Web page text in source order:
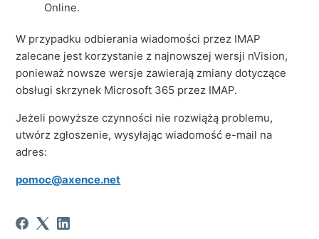
Online.
W przypadku odbierania wiadomości przez IMAP
zalecane jest korzystanie z najnowszej wersji nVision,
ponieważ nowsze wersje zawierają zmiany dotyczące
obsługi skrzynek Microsoft 365 przez IMAP.
Jeżeli powyższe czynności nie rozwiążą problemu,
utwórz zgłoszenie, wysyłając wiadomość e-mail na
adres:
pomoc@axence.net